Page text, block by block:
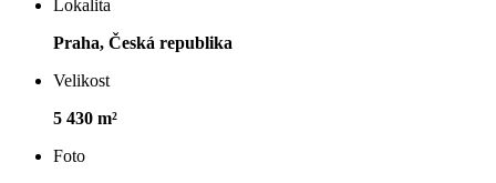
Lokalita
Praha, Česká republika
Velikost
5 430 m²
Foto